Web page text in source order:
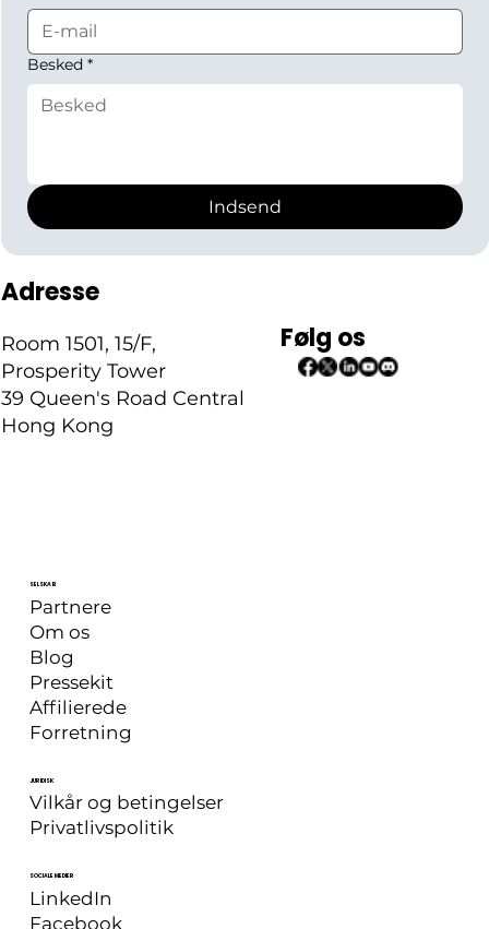
Følg os
Adresse
Room 1501, 15/F,
Prosperity Tower
39 Queen's Road Central
Hong Kong
Besked *
Indsend
SOCIALE MEDIER
LinkedIn
Facebook
JURIDISK
Vilkår og betingelser
Privatlivspolitik
SELSKAB
Blog
Partnere
Om os
Pressekit
Affilierede
Forretning